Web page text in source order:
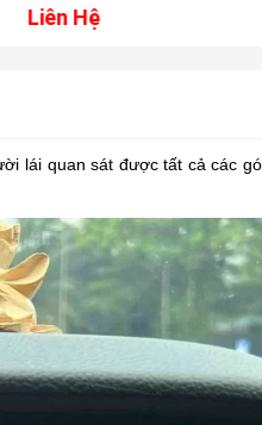
Liên Hệ
lái quan sát được tất cả các